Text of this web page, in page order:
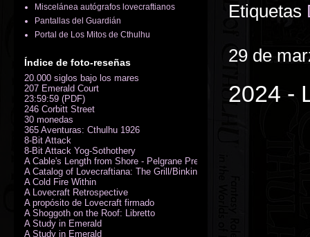
Etiquetas
29 de
2024 -
Miscelánea autógrafos lovecraftianos
Pantallas del Guardián
Portal de Los Mitos de Cthulhu
Índice de foto-reseñas
20.000 siglos bajo los mares
207 Emerald Court
23:59:59 (PDF)
246 Corbitt Street
30 monedas
365 Aventuras: Cthulhu 1926
8-Bit Attack
8-Bit Attack Yog-Sothothery
A Cable's Length from Shore - Pelgrane Press' FreeRPG 2018 (PDF)
A Catalog of Lovecraftiana: The Grill/Binkin Collection
A Cold Fire Within
A Lovecraft Retrospective
A propósito de Lovecraft firmado
A Shoggoth on the Roof: Libretto
A Study in Emerald
A Study in Emerald